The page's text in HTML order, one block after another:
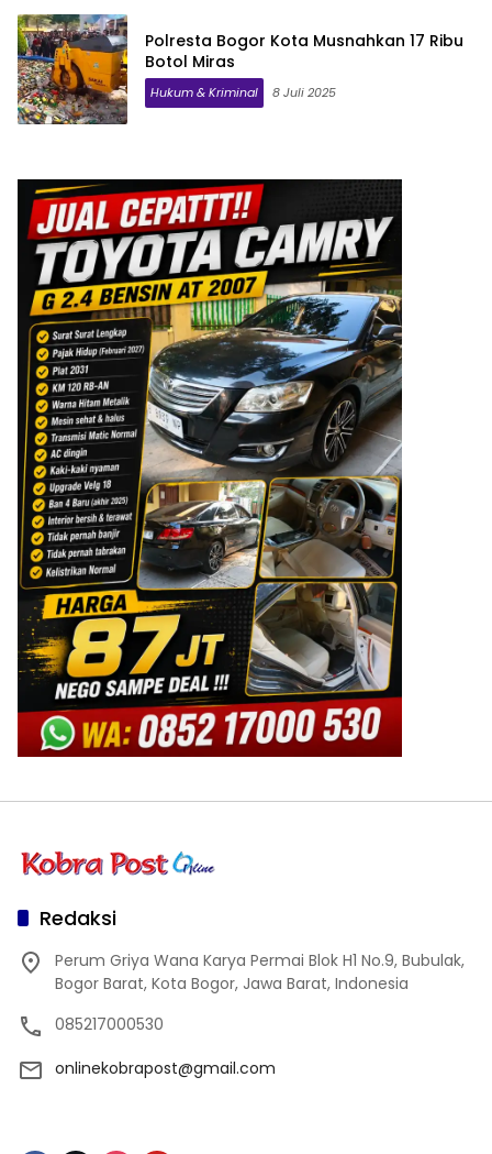
Polresta Bogor Kota Musnahkan 17 Ribu
Botol Miras
Hukum & Kriminal 8 Juli 2025
Redaksi
Perum Griya Wana Karya Permai Blok H1 No.9, Bubulak,
Bogor Barat, Kota Bogor, Jawa Barat, Indonesia
085217000530
onlinekobrapost@gmail.com